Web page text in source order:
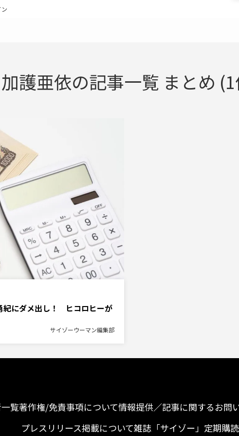
加護亜依の記事一覧 まとめ
紀にダメ出し！ ヒコロヒーが
サイゾーウーマン編集部
覧著作権/免責事項について情報提供／記事に関するお問
プレスリリース掲載について雑誌「サイゾー」定期購読